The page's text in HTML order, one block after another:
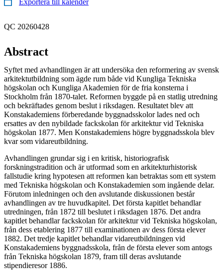
QC 20260428
Abstract
Syftet med avhandlingen är att undersöka den reformering av svensk
arkitektutbildning som ägde rum både vid Kungliga Tekniska
högskolan och Kungliga Akademien för de fria konsterna i
Stockholm från 1870-talet. Reformen byggde på en statlig utredning
och bekräftades genom beslut i riksdagen. Resultatet blev att
Konstakademiens förberedande byggnadsskolor lades ned och
ersattes av den nybildade fackskolan för arkitektur vid Tekniska
högskolan 1877. Men Konstakademiens högre byggnadsskola blev
kvar som vidareutbildning.
Avhandlingen grundar sig i en kritisk, historiografisk
forskningstradition och är utformad som en arkitekturhistorisk
fallstudie kring hypotesen att reformen kan betraktas som ett system
med Tekniska högskolan och Konstakademien som ingående delar.
Förutom inledningen och den avslutande diskussionen består
avhandlingen av tre huvudkapitel. Det första kapitlet behandlar
utredningen, från 1872 till beslutet i riksdagen 1876. Det andra
kapitlet behandlar fackskolan för arkitektur vid Tekniska högskolan,
från dess etablering 1877 till examinationen av dess första elever
1882. Det tredje kapitlet behandlar vidareutbildningen vid
Konstakademiens byggnadsskola, från de första elever som antogs
från Tekniska högskolan 1879, fram till deras avslutande
stipendieresor 1886.